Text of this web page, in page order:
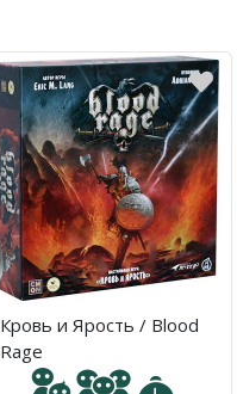
Кровь и Ярость / Blood
Rage